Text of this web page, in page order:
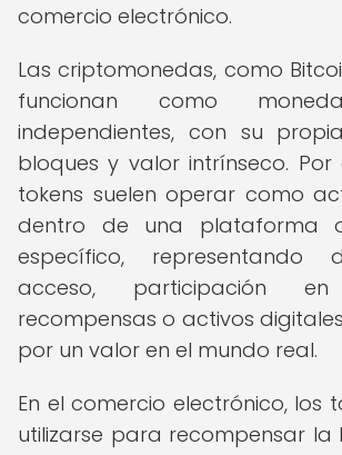
comercio electrónico.
Las criptomonedas, como
funcionan como
independientes, con su
bloques y valor intrínseco.
tokens suelen operar como
dentro de una plataforma
específico, representando
acceso, participación en
recompensas o activos
por un valor en el mundo real.
En el comercio electrónico, los
utilizarse para recompensar la